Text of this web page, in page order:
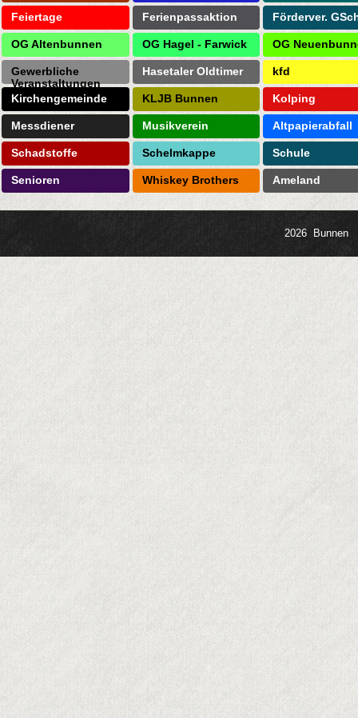
Feiertage Ferienpassaktion Förderver.
OG Altenbunnen OG Hagel - Farwick OG
Gewerbliche
Veranstaltungen
Hasetaler Oldtimer kfd
Kirchengemeinde KLJB Bunnen Kolping
Messdiener Musikverein Altpapierabfall
Schadstoffe Schelmkappe Schule
Senioren Whiskey Brothers Ameland
2026 Bunnen